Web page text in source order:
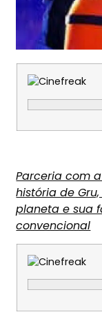
Parceria com
história de
planeta e sua
convencional